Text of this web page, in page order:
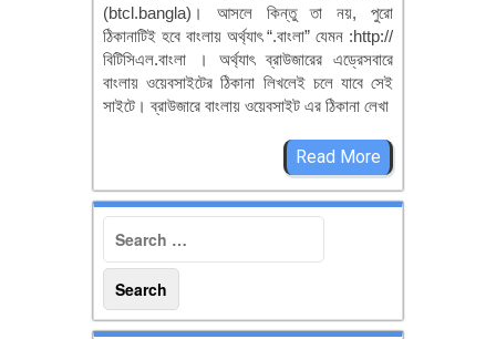
(btcl.bangla)। আসলে কিন্তু তা নয়, পুরো
ঠিকানাটিই হবে বাংলায় অর্থ্যাৎ “.বাংলা” যেমন :http://
বিটিসিএল.বাংলা । অর্থ্যাৎ ব্রাউজারের এড্রেসবারে
বাংলায় ওয়েবসাইটের ঠিকানা লিখলেই চলে যাবে সেই
সাইটে। ব্রাউজারে বাংলায় ওয়েবসাইট এর ঠিকানা লেখা
Read More